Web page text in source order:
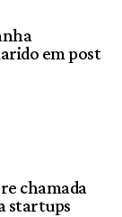
em post
chamada
startups